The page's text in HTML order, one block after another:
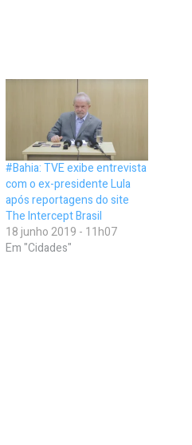
#Bahia: TVE exibe entrevista
com o ex-presidente Lula
após reportagens do site
The Intercept Brasil
18 junho 2019 - 11h07
Em "Cidades"